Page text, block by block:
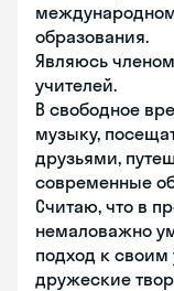
образования.
Являюсь
учителей.
В свободное
музыку,
друзьями,
современные
Считаю, что в
немаловажно
подход к
дружеские